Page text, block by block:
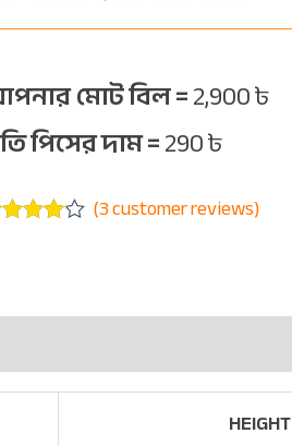
মোট বিল =2,900৳
পিসের দাম =290৳
(3customer reviews)
HEIGHT